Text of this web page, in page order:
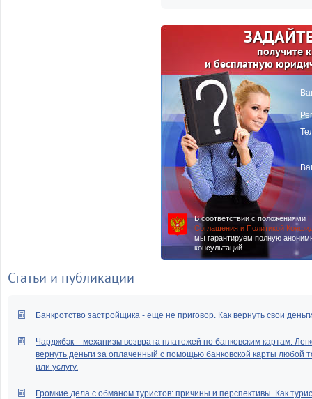
получите
и бесплатную
В соответствии с положениями
Соглашения и Политикой
мы гарантируем полную
консультаций
Статьи и публикации
Банкротство застройщика - еще не приговор. Как вернуть свои
Чарджбэк – механизм возврата платежей по банковским картам.
вернуть деньги за оплаченный с помощью банковской карты любой
или услугу.
Громкие дела с обманом туристов: причины и перспективы. Как